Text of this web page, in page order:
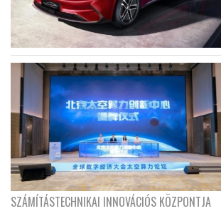
SZÁMÍTÁSTECHNIKAI INNOVÁCIÓS KÖZPONTJA